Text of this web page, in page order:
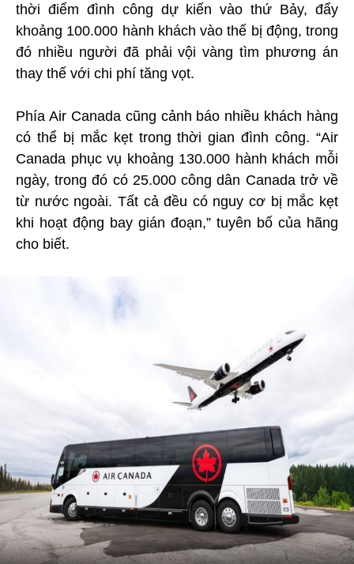
thời điểm đình công dự kiến vào thứ Bảy, đẩy
khoảng 100.000 hành khách vào thế bị động, trong
đó nhiều người đã phải vội vàng tìm phương án
thay thế với chi phí tăng vọt.
Phía Air Canada cũng cảnh báo nhiều khách hàng
có thể bị mắc kẹt trong thời gian đình công. “Air
Canada phục vụ khoảng 130.000 hành khách mỗi
ngày, trong đó có 25.000 công dân Canada trở về
từ nước ngoài. Tất cả đều có nguy cơ bị mắc kẹt
khi hoạt động bay gián đoạn,” tuyên bố của hãng
cho biết.